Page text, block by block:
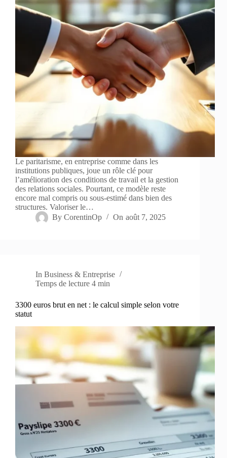
Le paritarisme, en entreprise comme dans les
institutions publiques, joue un rôle clé pour
l’amélioration des conditions de travail et la gestion
des relations sociales. Pourtant, ce modèle reste
encore mal compris ou sous-estimé dans bien des
structures. Valoriser le…
By CorentinOp On août 7, 2025
In Business & Entreprise
Temps de lecture 4 min
3300 euros brut en net : le calcul simple selon votre
statut